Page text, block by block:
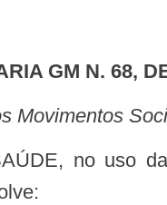
GM N. 68,
Movimentos